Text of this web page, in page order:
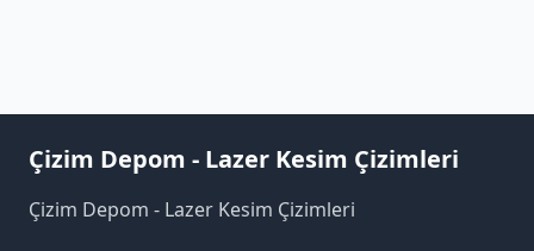
Çizim Depom - Lazer Kesim Çizimleri
Çizim Depom - Lazer Kesim Çizimleri